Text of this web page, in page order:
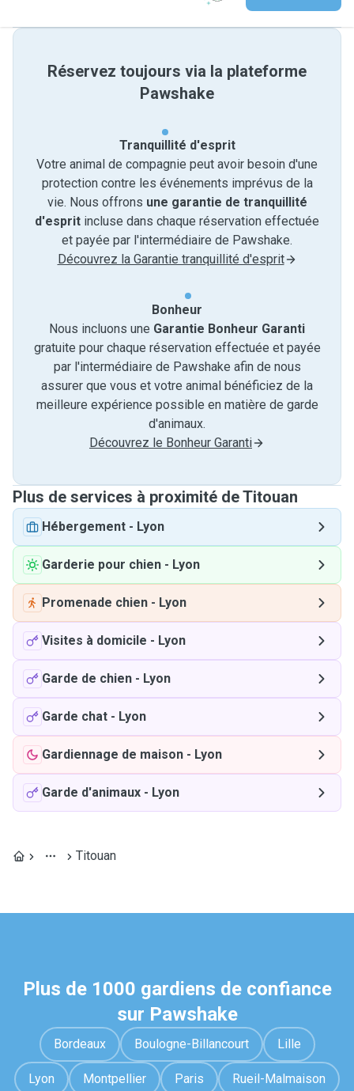
Réservez toujours via la plateforme
Pawshake
Tranquillité d'esprit
Votre animal de compagnie peut avoir besoin d'une
protection contre les événements imprévus de la
vie. Nous offrons une garantie de tranquillité
d'esprit incluse dans chaque réservation effectuée
et payée par l'intermédiaire de Pawshake.
Découvrez la Garantie tranquillité d'esprit
Bonheur
Nous incluons une Garantie Bonheur Garanti
gratuite pour chaque réservation effectuée et payée
par l'intermédiaire de Pawshake afin de nous
assurer que vous et votre animal bénéficiez de la
meilleure expérience possible en matière de garde
d'animaux.
Découvrez le Bonheur Garanti
Plus de services à proximité de Titouan
Hébergement - Lyon
Garderie pour chien - Lyon
Promenade chien - Lyon
Visites à domicile - Lyon
Garde de chien - Lyon
Garde chat - Lyon
Gardiennage de maison - Lyon
Garde d'animaux - Lyon
Titouan
Plus de 1000 gardiens de confiance
sur Pawshake
Bordeaux Boulogne-Billancourt Lille
Lyon Montpellier Paris Rueil-Malmaison